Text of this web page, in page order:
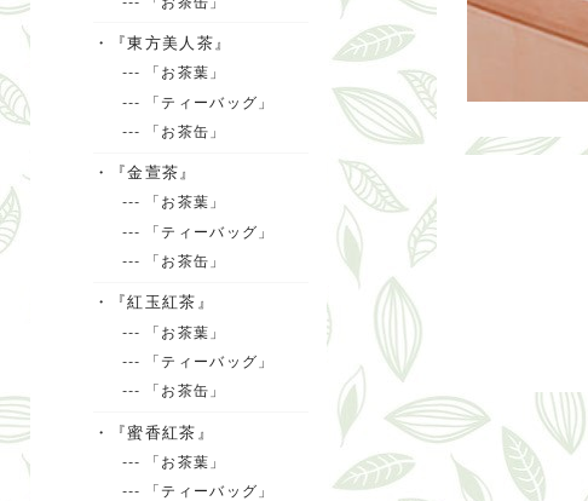
・『東方美人茶』
--- 「お茶葉」
--- 「ティーバッグ」
--- 「お茶缶」
・『金萱茶』
--- 「お茶葉」
--- 「ティーバッグ」
--- 「お茶缶」
・『紅玉紅茶』
--- 「お茶葉」
--- 「ティーバッグ」
--- 「お茶缶」
・『蜜香紅茶』
--- 「お茶葉」
--- 「ティーバッグ」